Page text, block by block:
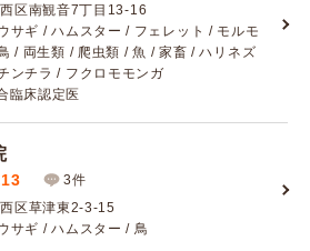
区南観音7丁目13-16
サギ / ハムスター / フェレット / モルモ
/ 両生類 / 爬虫類 / 魚 / 家畜 / ハリネズ
ンチラ / フクロモモンガ
臨床認定医
3件
区草津東2-3-15
サギ / ハムスター / 鳥